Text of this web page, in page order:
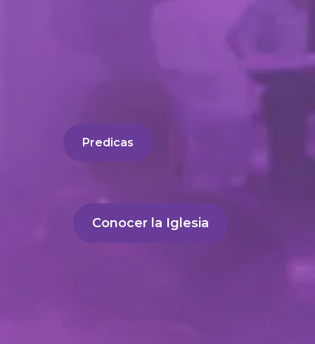
Predicas
Conocer la Iglesia